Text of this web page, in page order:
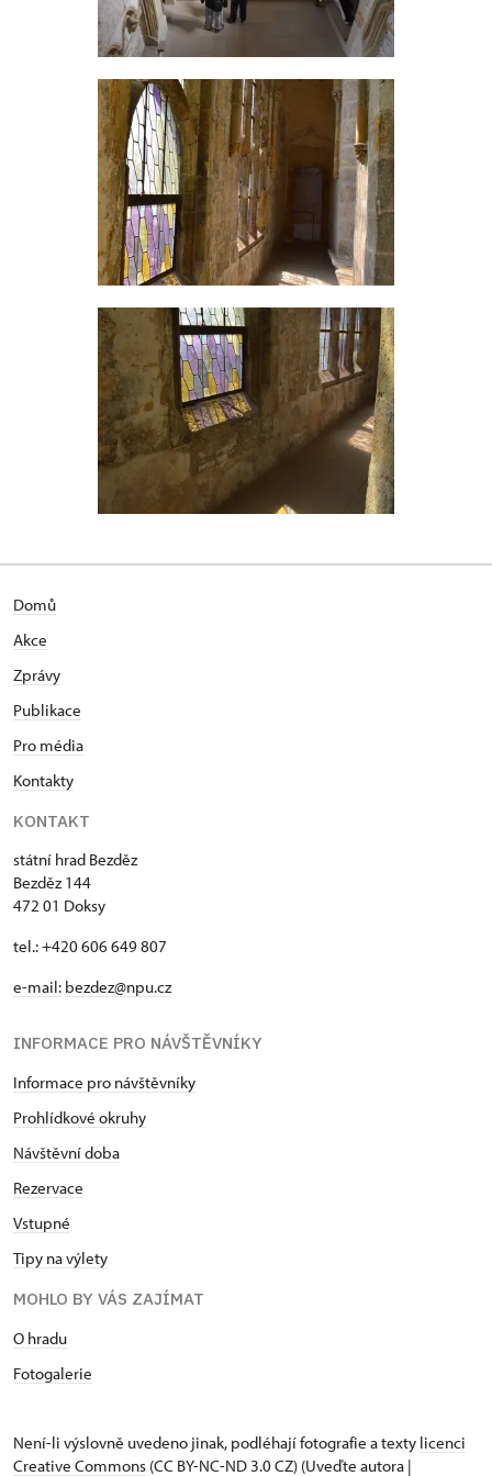
Domů
Akce
Zprávy
Publikace
Pro média
Kontakty
KONTAKT
státní hrad Bezděz
Bezděz 144
472 01 Doksy
tel.: +420 606 649 807
e-mail: bezdez@npu.cz
INFORMACE PRO NÁVŠTĚVNÍKY
Informace pro návštěvníky
Prohlídkové okruhy
Návštěvní doba
Rezervace
Vstupné
Tipy na výlety
MOHLO BY VÁS ZAJÍMAT
O hradu
Fotogalerie
Není-li výslovně uvedeno jinak, podléhají fotografie a texty licenci
Creative Commons (CC BY-NC-ND 3.0 CZ) (Uveďte autora |